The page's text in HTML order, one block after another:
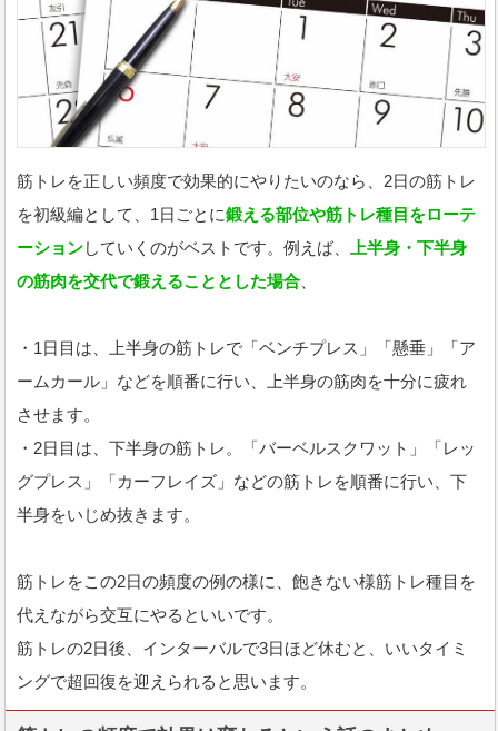
筋トレを正しい頻度で効果的にやりたいのなら、2日の筋トレ
を初級編として、1日ごとに鍛える部位や筋トレ種目をローテ
ーションしていくのがベストです。例えば、
上半身・下半身
の筋肉を交代で鍛えることとした場合
・1日目は、上半身の筋トレで「ベンチプレス」「懸垂」「ア
ームカール」などを順番に行い、上半身の筋肉を十分に疲れ
させます。
・2日目は、下半身の筋トレ。「バーベルスクワット」「レッ
グプレス」「カーフレイズ」などの筋トレを順番に行い、下
半身をいじめ抜きます。
筋トレをこの2日の頻度の例の様に、飽きない様筋トレ種目を
代えながら交互にやるといいです。
筋トレの2日後、インターバルで3日ほど休むと、いいタイミ
ングで超回復を迎えられると思います。